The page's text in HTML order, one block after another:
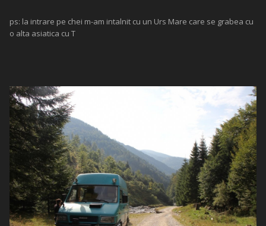
ps: la intrare pe chei m-am intalnit cu un Urs Mare care se grabea cu
o alta asiatica cu T